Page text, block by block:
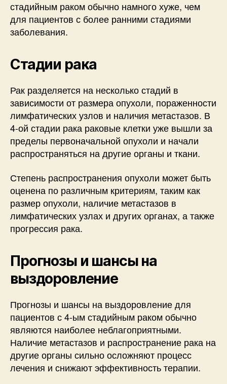
стадийным раком обычно намного хуже, чем
для пациентов с более ранними стадиями
заболевания.
Стадии рака
Рак разделяется на несколько стадий в
зависимости от размера опухоли, пораженности
лимфатических узлов и наличия метастазов. В
4-ой стадии рака раковые клетки уже вышли за
пределы первоначальной опухоли и начали
распространяться на другие органы и ткани.
Степень распространения опухоли может быть
оценена по различным критериям, таким как
размер опухоли, наличие метастазов в
лимфатических узлах и других органах, а также
прогрессия рака.
Прогнозы и шансы на
выздоровление
Прогнозы и шансы на выздоровление для
пациентов с 4-ым стадийным раком обычно
являются наиболее неблагоприятными.
Наличие метастазов и распространение рака на
другие органы сильно осложняют процесс
лечения и снижают эффективность терапии.